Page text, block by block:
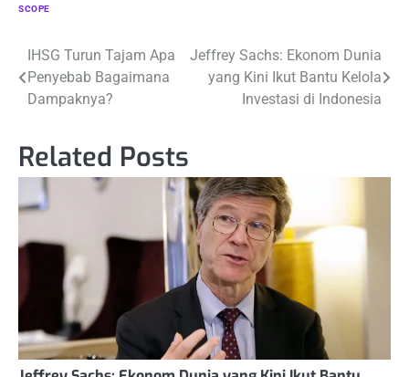
SCOPE
Navigasi
pos
IHSG Turun Tajam Apa
Penyebab Bagaimana
Dampaknya?
Jeffrey Sachs: Ekonom Dunia
yang Kini Ikut Bantu Kelola
Investasi di Indonesia
Related Posts